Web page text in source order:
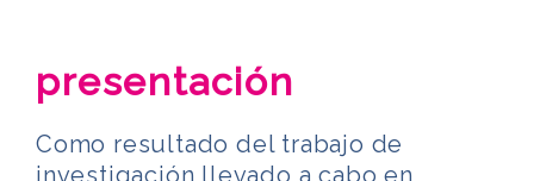
presentación
Como resultado del trabajo de
investigación llevado a cabo en